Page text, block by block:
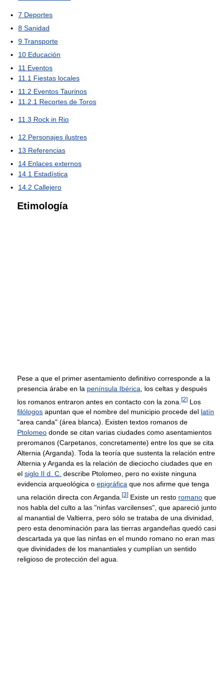
7 Deportes
8 Sanidad
9 Transporte
10 Educación
11 Eventos
11.1 Fiestas locales
11.2 Eventos Taurinos
11.2.1 Recortes de Toros
11.3 Rock in Rio
12 Personajes ilustres
13 Referencias
14 Enlaces externos
14.1 Estadística
14.2 Callejero
Etimología
Pese a que el primer asentamiento definitivo corresponde a la
presencia árabe en la península Ibérica , los celtas y después
los romanos entraron antes en contacto con la zona. [2] Los
filólogos apuntan que el nombre del municipio procede del latín
"area canda" (área blanca). Existen textos romanos de
Ptolomeo donde se citan varias ciudades como asentamientos
preromanos (Carpetanos, concretamente) entre los que se cita
Alternia (Arganda). Toda la teoría que sustenta la relación entre
Alternia y Arganda es la relación de dieciocho ciudades que en
el siglo II d. C. describe Ptolomeo, pero no existe ninguna
evidencia arqueológica o epigráfica que nos afirme que tenga
una relación directa con Arganda. [3] Existe un resto romano que
nos habla del culto a las "ninfas varcilenses", que apareció junto
al manantial de Valtierra, pero sólo se trataba de una divinidad,
pero esta denominación para las tierras argandeñas quedó casi
descartada ya que las ninfas en el mundo romano no eran mas
que divinidades de los manantiales y cumplían un sentido
religioso de protección del agua.